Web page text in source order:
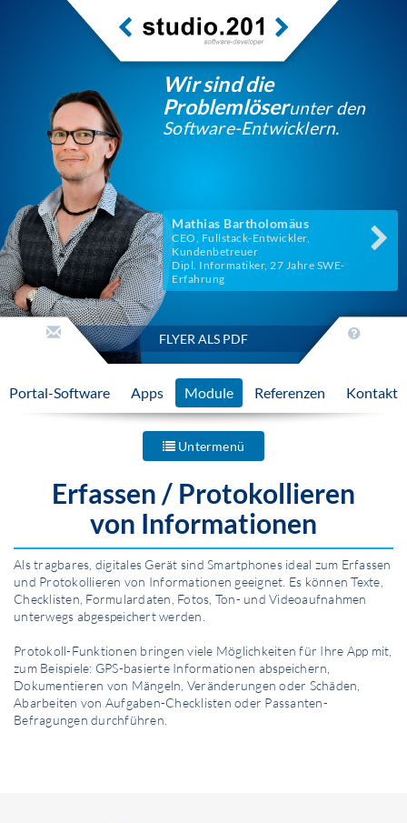
Wir sind die
Problemlöserunter den
Software-Entwicklern.
Mathias Bartholomäus
CEO, Fullstack-Entwickler,
Kundenbetreuer
Dipl. Informatiker, 27 Jahre SWE-
Erfahrung
FLYER ALS PDF
Portal-Software Apps Module Referenzen Kontakt
Untermenü
Erfassen / Protokollieren
von Infor­mationen
Als tragbares, digitales Gerät sind Smartphones ideal zum Erfassen
und Protokollieren von Infor­mationen geeignet. Es können Texte,
Checklisten, Formulardaten, Fotos, Ton- und Videoaufnahmen
unterwegs abgespeichert werden.
Protokoll-Funktionen bringen viele Möglichkeiten für Ihre App mit,
zum Beispiele: GPS-basierte Infor­mationen abspeichern,
Dokumentieren von Mängeln, Veränderungen oder Schäden,
Abarbeiten von Aufgaben-Checklisten oder Passanten-
Befragungen durchführen.